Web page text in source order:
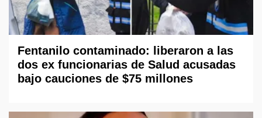
Fentanilo contaminado: liberaron a las
dos ex funcionarias de Salud acusadas
bajo cauciones de $75 millones